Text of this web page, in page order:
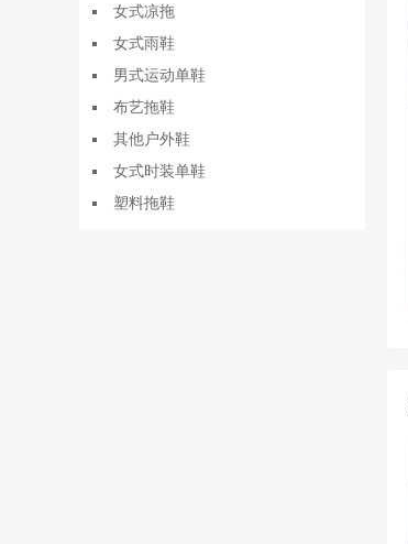
女式凉拖
女式雨鞋
男式运动单鞋
布艺拖鞋
其他户外鞋
女式时装单鞋
塑料拖鞋